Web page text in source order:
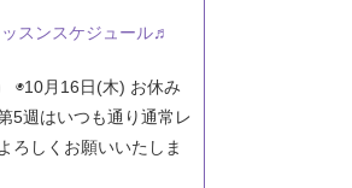
スンスケジュール♬
◉10月16日(木) お休み
5週はいつも通り通常レ
ろしくお願いいたしま